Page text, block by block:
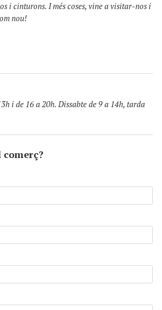
i cinturons. I més coses, vine a visitar-nos i
nou!
i de 16 a 20h. Dissabte de 9 a 14h, tarda